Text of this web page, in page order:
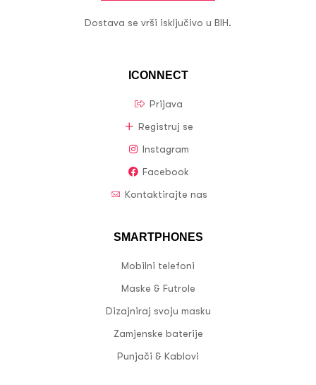
ICONNECT
Prijava
Registruj se
Instagram
Facebook
Kontaktirajte nas
SMARTPHONES
Mobilni telefoni
Maske & Futrole
Dizajniraj svoju masku
Zamjenske baterije
Punjači & Kablovi
Dostava se vrši isključivo u BIH.